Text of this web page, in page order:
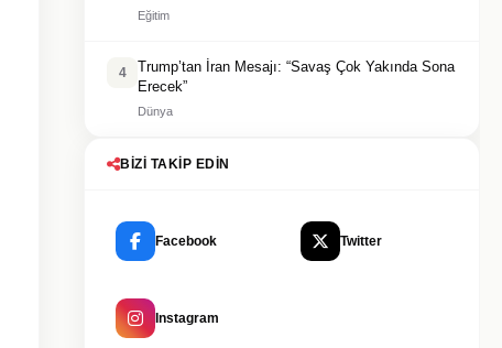
Eğitim
4
Trump’tan İran Mesajı: “Savaş Çok Yakında Sona
Erecek”
Dünya
BIZI TAKIP EDIN
Facebook Twitter
Instagram